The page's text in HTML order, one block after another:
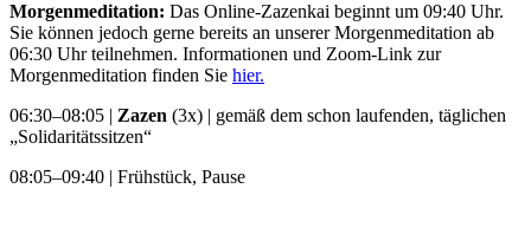
Morgenmeditation: Das Online-Zazenkai beginnt um 09:40 Uhr.
Sie können jedoch gerne bereits an unserer Morgenmeditation ab
06:30 Uhr teilnehmen. Informationen und Zoom-Link zur
Morgenmeditation finden Sie hier.
06:30–08:05 | Zazen (3x) | gemäß dem schon laufenden, täglichen
„Solidaritätssitzen“
08:05–09:40 | Frühstück, Pause